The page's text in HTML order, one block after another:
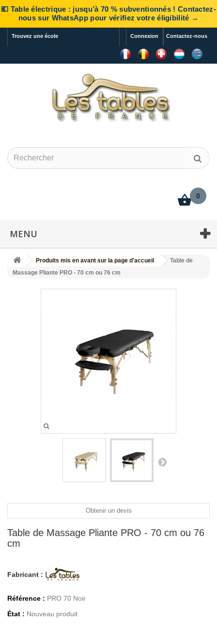
💶 Table électrique : jusqu’à 70 % subventionnés ! Contactez-
nous sur WhatsApp pour vérifiez votre éligibilité →
Contactez-nous
Trouvez une école Connexion
MENU
0
Produits mis en avant sur la page d'accueil
Table de
Massage Pliante PRO - 70 cm ou 76 cm
Obtenir un devis
Table de Massage Pliante PRO - 70 cm ou 76
cm
Fabricant :
Référence : PRO 70 Noir
État : Nouveau produit